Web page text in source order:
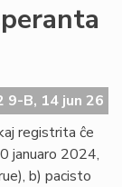
9-B, 14 jun 26
registrita ĉe
januaro 2024,
b) pacisto